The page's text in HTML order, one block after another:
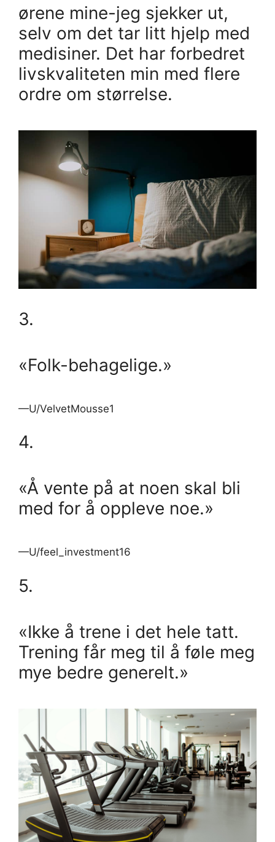
ørene mine-jeg sjekker ut,
selv om det tar litt hjelp med
medisiner. Det har forbedret
livskvaliteten min med flere
ordre om størrelse.
3.
«Folk-behagelige.»
—U/VelvetMousse1
4.
«Å vente på at noen skal bli
med for å oppleve noe.»
—U/feel_investment16
5.
«Ikke å trene i det hele tatt.
Trening får meg til å føle meg
mye bedre generelt.»